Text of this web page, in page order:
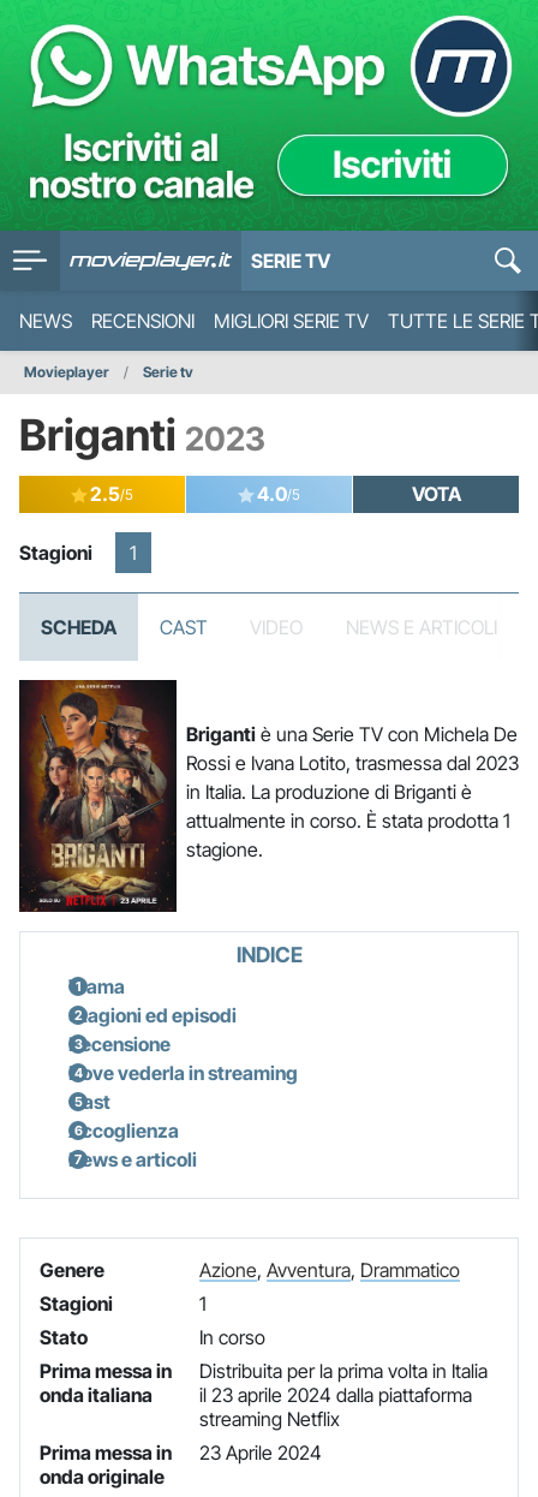
SERIE TV
NEWS RECENSIONI MIGLIORI SERIE TV TUTTE LE SERIE
Movieplayer Serie tv
Briganti 2023
2.5/5 4.0/5 VOTA
Stagioni 1
SCHEDA CAST VIDEO NEWS E ARTICOLI
Brigantiè una Serie TV con Michela De
Rossi e Ivana Lotito, trasmessa dal 2023
in Italia. La produzione di Briganti è
attualmente in corso. È stata prodotta 1
stagione.
INDICE
Trama
Stagioni ed episodi
Recensione
Dove vederla in streaming
Cast
Accoglienza
News e articoli
Genere Azione, Avventura, Drammatico
Stagioni
1
Stato
In corso
Prima messa in
onda italiana
Distribuita per la prima volta in Italia
il 23 aprile 2024 dalla piattaforma
streaming Netflix
Prima messa in
onda originale
23 Aprile 2024